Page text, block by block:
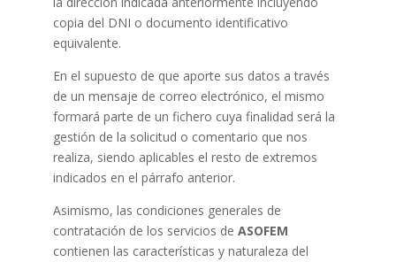
copia del DNI o documento identificativo
equivalente.
En el supuesto de que aporte sus datos a través
de un mensaje de correo electrónico, el mismo
formará parte de un fichero cuya finalidad será la
gestión de la solicitud o comentario que nos
realiza, siendo aplicables el resto de extremos
indicados en el párrafo anterior.
Asimismo, las condiciones generales de
contratación de los servicios de ASOFEM
contienen las características y naturaleza del